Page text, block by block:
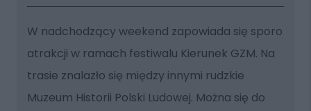
W nadchodzący weekend zapowiada się sporo
atrakcji w ramach festiwalu Kierunek GZM. Na
trasie znalazło się między innymi rudzkie
Muzeum Historii Polski Ludowej. Można się do